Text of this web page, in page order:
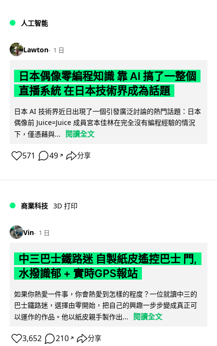
人工智能
Lawton 1 日
日本偶像零編程知識 靠 AI 搞了一整個
直播系統 在日本技術界成為話題
日本 AI 技術界近日出現了一個引發廣泛討論的熱門話題：日本
偶像前 Juice=Juice 成員宮本佳林在完全沒有編程經驗的情況
下，僅憑藉與...
閱讀全文
571 49 ↗ 分享
商業科技 3D 打印
Vin 1 日
中三巴士鐵路迷 自製紙皮遙控巴士 門,
水撥識郁 + 實時GPS報站
如果你熱愛一件事，你會熱愛到怎樣的程度？一位就讀中三的
巴士鐵路迷，選擇由零開始，把自己的興趣一步步變成真正可
以運作的作品。他以紙皮親手製作出...
閱讀全文
3,652 210 ↗ 分享